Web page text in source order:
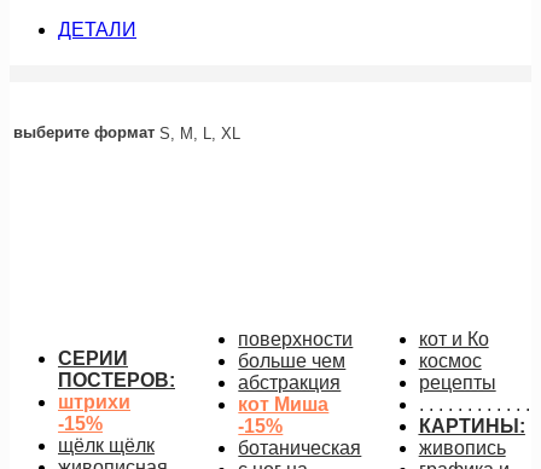
ДЕТАЛИ
выберите формат S, M, L, XL
СЕРИИ
ПОСТЕРОВ:
штрихи
-15%
щёлк щёлк
поверхности
больше чем
абстракция
кот Миша
-15%
ботаническая
кот и Ко
космос
рецепты
. . . . . . . . . . . .
КАРТИНЫ:
живопись